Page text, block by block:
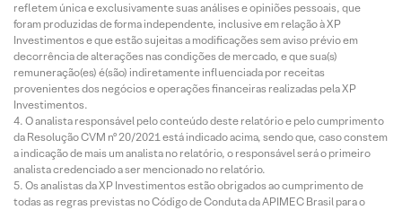
refletem única e exclusivamente suas análises e opiniões pessoais, que
foram produzidas de forma independente, inclusive em relação à XP
Investimentos e que estão sujeitas a modificações sem aviso prévio em
decorrência de alterações nas condições de mercado, e que sua(s)
remuneração(es) é(são) indiretamente influenciada por receitas
provenientes dos negócios e operações financeiras realizadas pela XP
Investimentos.
O analista responsável pelo conteúdo deste relatório e pelo cumprimento
da Resolução CVM nº 20/2021 está indicado acima, sendo que, caso constem
a indicação de mais um analista no relatório, o responsável será o primeiro
analista credenciado a ser mencionado no relatório.
Os analistas da XP Investimentos estão obrigados ao cumprimento de
todas as regras previstas no Código de Conduta da APIMEC Brasil para o